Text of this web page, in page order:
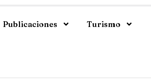
Publicaciones Turismo